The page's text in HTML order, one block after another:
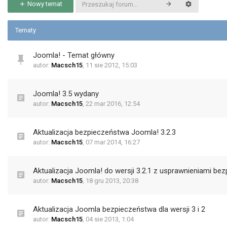
Nowy temat
Tematy
Joomla! - Temat główny
autor: Macsch15, 11 sie 2012, 15:03
Joomla! 3.5 wydany
autor: Macsch15, 22 mar 2016, 12:54
Aktualizacja bezpieczeństwa Joomla! 3.2.3
autor: Macsch15, 07 mar 2014, 16:27
Aktualizacja Joomla! do wersji 3.2.1 z usprawnieniami
autor: Macsch15, 18 gru 2013, 20:38
Aktualizacja Joomla bezpieczeństwa dla wersji 3 i 2
autor: Macsch15, 04 sie 2013, 1:04